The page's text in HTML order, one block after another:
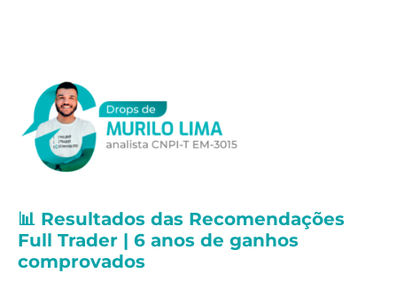
📊 Resultados das Recomendações
Full Trader | 6 anos de ganhos
comprovados